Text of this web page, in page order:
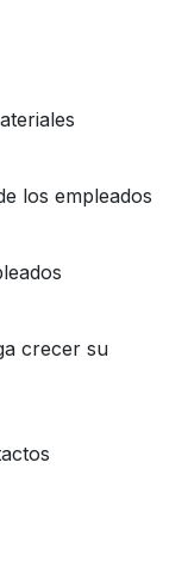
los empleados
crecer su